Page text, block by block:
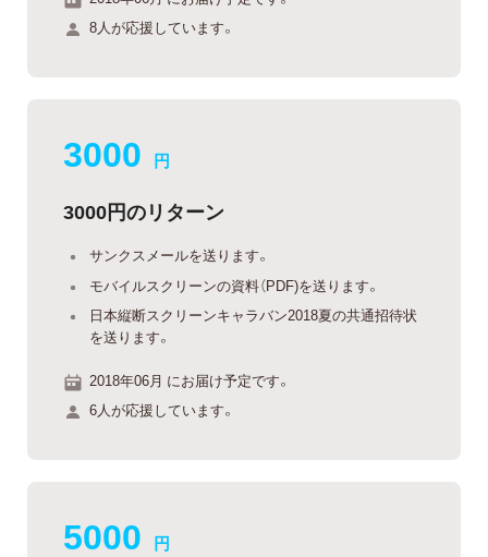
8人が応援しています。
3000 円
3000円のリターン
サンクスメールを送ります。
モバイルスクリーンの資料（PDF)を送ります。
日本縦断スクリーンキャラバン2018夏の共通招待状
を送ります。
2018年06月 にお届け予定です。
6人が応援しています。
5000 円